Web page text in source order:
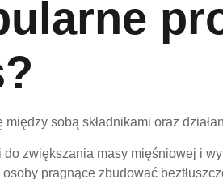
sobą składnikami oraz
zwiększania masy mięśniowej i
pragnące zbudować